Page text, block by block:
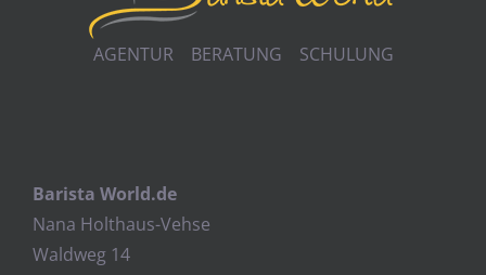
AGENTUR BERATUNG SCHULUNG
Barista World.de
Nana Holthaus-Vehse
Waldweg 14